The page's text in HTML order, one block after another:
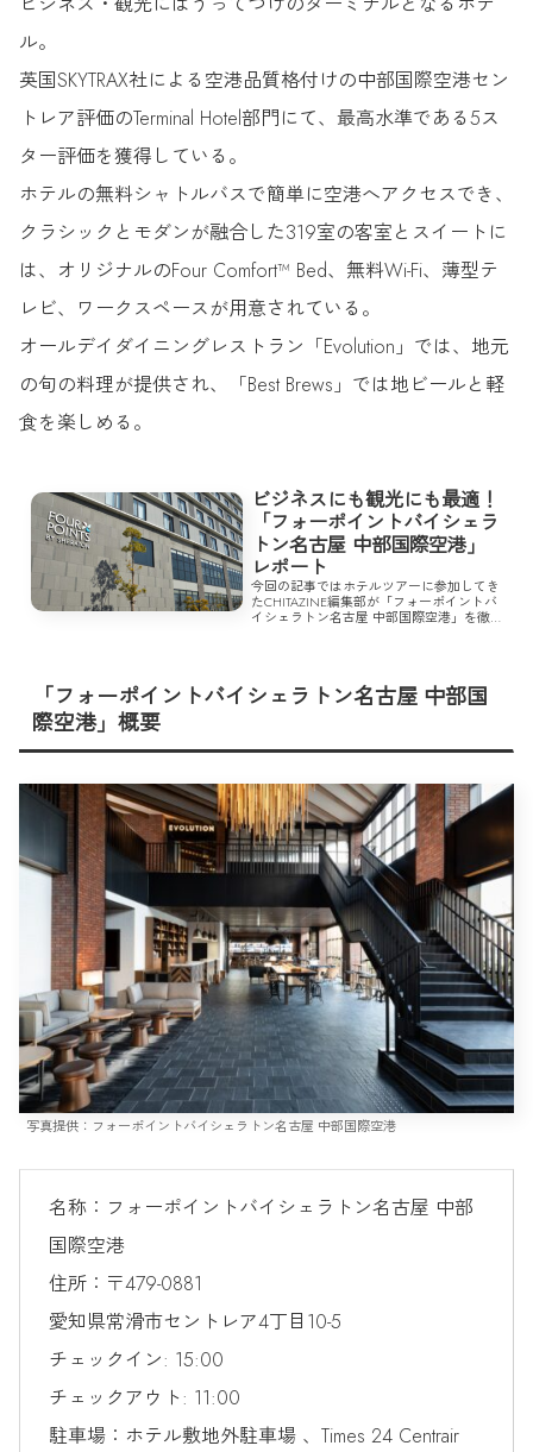
ル。
英国SKYTRAX社による空港品質格付けの中部国際空港セン
トレア評価のTerminal Hotel部門にて、最高水準である5ス
ター評価を獲得している。
ホテルの無料シャトルバスで簡単に空港へアクセスでき、
クラシックとモダンが融合した319室の客室とスイートに
は、オリジナルのFour Comfort™ Bed、無料Wi-Fi、薄型テ
レビ、ワークスペースが用意されている。
オールデイダイニングレストラン「Evolution」では、地元
の旬の料理が提供され、「Best Brews」では地ビールと軽
食を楽しめる。
ビジネスにも観光にも最適！
「フォーポイントバイシェラ
トン名古屋 中部国際空港」
レポート
今回の記事ではホテルツアーに参加してき
たCHITAZINE編集部が「フォーポイントバ
イシェラトン名古屋 中部国際空港」を徹
「フォーポイントバイシェラトン名古屋 中部国
際空港」概要
写真提供：フォーポイントバイシェラトン名古屋 中部国際空港
名称：フォーポイントバイシェラトン名古屋 中部
国際空港
住所：〒479-0881
愛知県常滑市セントレア4丁目10-5
チェックイン: 15:00
チェックアウト: 11:00
駐車場：ホテル敷地外駐車場 、Times 24 Centrair